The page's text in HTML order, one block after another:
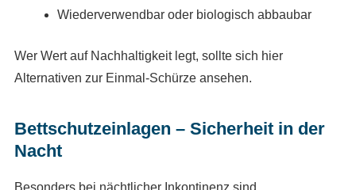
Wiederverwendbar oder biologisch abbaubar
Wer Wert auf Nachhaltigkeit legt, sollte sich hier
Alternativen zur Einmal-Schürze ansehen.
Bettschutzeinlagen – Sicherheit in der
Nacht
Besonders bei nächtlicher Inkontinenz sind